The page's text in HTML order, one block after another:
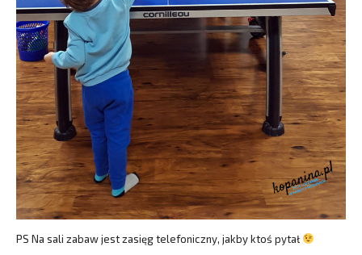
PS Na sali zabaw jest zasięg telefoniczny, jakby ktoś pytał